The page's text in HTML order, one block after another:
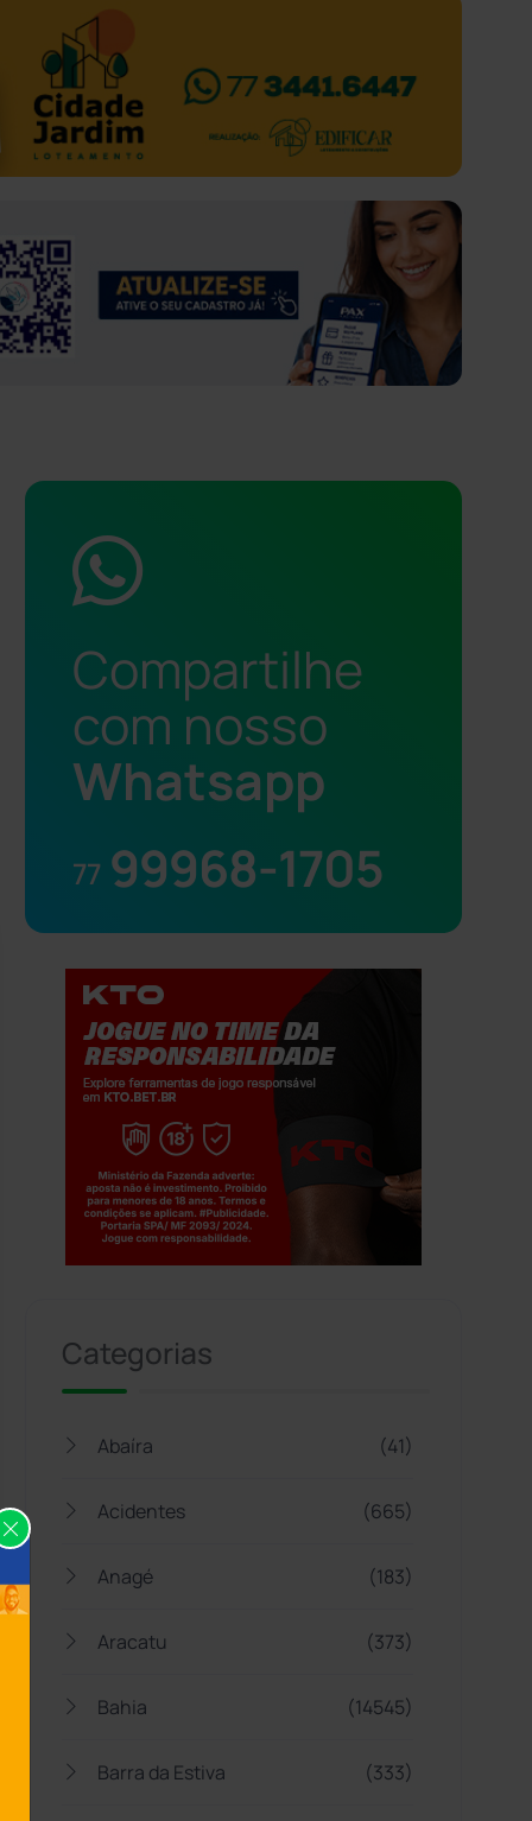
Compartilhe
com nosso
Whatsapp
77 99968-1705
Categorias
Abaíra (41)
Acidentes (665)
Anagé (183)
Aracatu (373)
Bahia (14545)
Barra da Estiva (333)